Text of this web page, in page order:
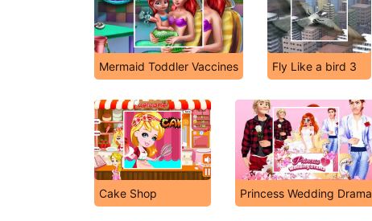
Mermaid Toddler Vaccines Fly Like a bird 3
Cake Shop Princess Wedding Drama